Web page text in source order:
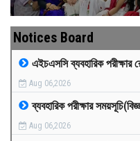
ACADEMICS
GALLERY
MEDIA
PAYMENT
Notices Board
এইচএসসি ব্যবহারিক পরীক্ষার
Aug 06,2026
ব্যবহারিক পরীক্ষার
Aug 06,2026